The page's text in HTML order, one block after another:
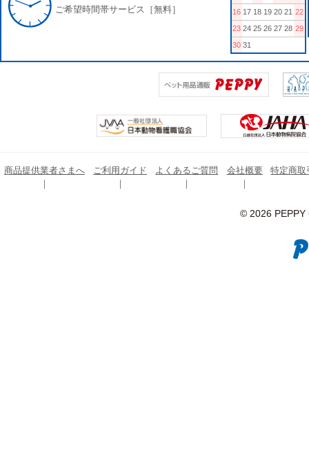
ご希望時間帯サービス［無料］
16 17 18 19 20 21 22
23 24 25 26 27 28 29
30 31
商品提供業者さまへ ご利用ガイド よくあるご質問 会社概要 特定商取
© 2026 PEPPY